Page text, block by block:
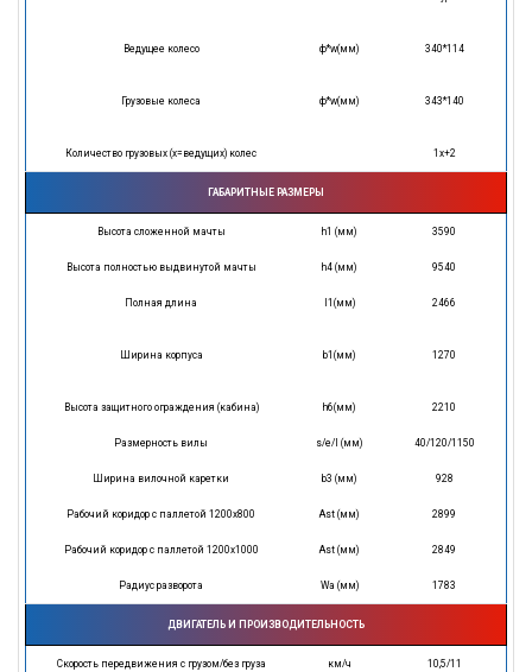
Ведущее колесо ф*w(мм) 340*114
Грузовые колеса ф*w(мм) 343*140
Количество грузовых (х=ведущих) колес 1х+2
ГАБАРИТНЫЕ РАЗМЕРЫ
Высота сложенной мачты h1 (мм) 3590
Высота полностью выдвинутой мачты h4 (мм) 9540
Полная длина l1(мм) 2466
Ширина корпуса b1(мм) 1270
Высота защитного ограждения (кабина) h6(мм) 2210
Размерность вилы s/e/l (мм) 40/120/1150
Ширина вилочной каретки b3 (мм) 928
Рабочий коридор с паллетой 1200х800 Ast (мм) 2899
Рабочий коридор с паллетой 1200х1000 Ast (мм) 2849
Радиус разворота Wa (мм) 1783
ДВИГАТЕЛЬ И ПРОИЗВОДИТЕЛЬНОСТЬ
Скорость передвижения с грузом/без груза км/ч 10,5/11